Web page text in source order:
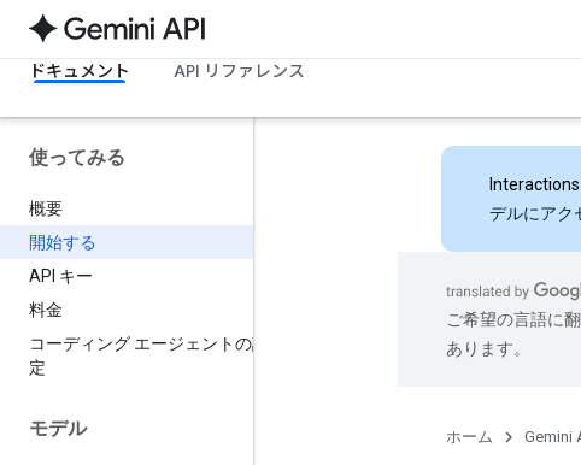
ドキュメント API リファレンス
使ってみる
概要
開始する
API キー
料金
コーディング エージェントの設
定
モデル
Interactions
デルにアク
ご希望の言語に
あります。
ホーム Gemini